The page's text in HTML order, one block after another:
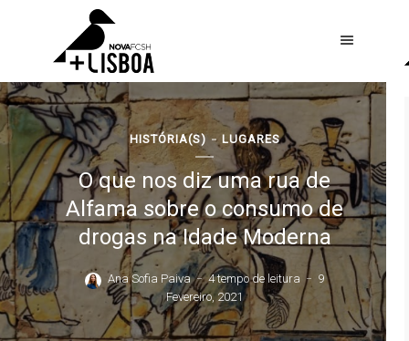
HISTÓRIA(S) LUGARES
O que nos diz uma rua de
Alfama sobre o consumo de
drogas na Idade Moderna
Ana Sofia Paiva 4 tempo de leitura
9
Fevereiro, 2021